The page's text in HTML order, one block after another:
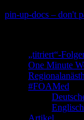
Skip
pin-up-docs – don't
„titriert“-
One Minute
#FOAMed
Artikel